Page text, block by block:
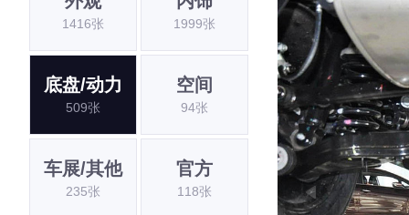
置:车 全
1416张 1999张
底盘/动力
509张
空间
94张
车展/其他
235张
官方
118张